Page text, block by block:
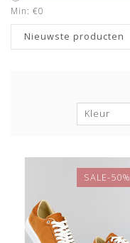
Min: €0
Nieuwste producten
Kleur
SALE-50%